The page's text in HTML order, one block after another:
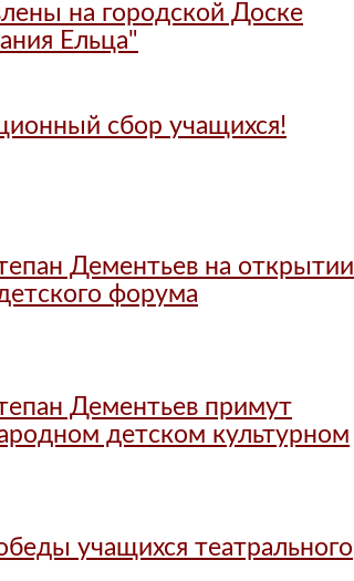
на городской Доске
Ельца"
сбор учащихся!
Дементьев на открытии
форума
Дементьев примут
детском культурном
учащихся театрального